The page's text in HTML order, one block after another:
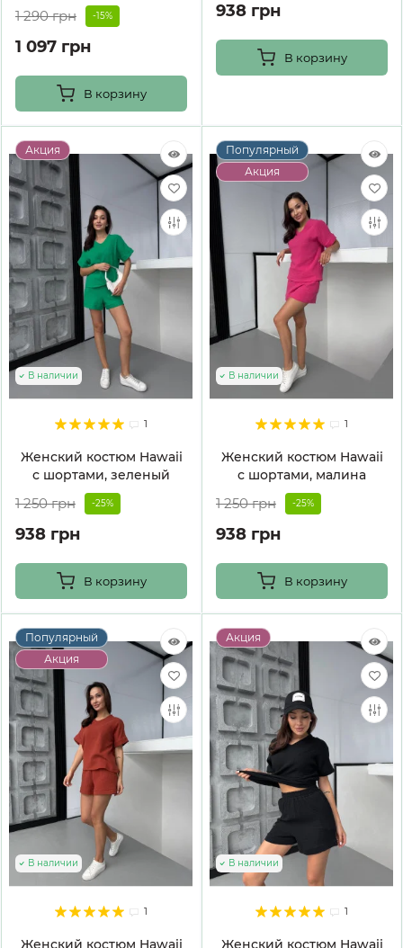
1 290 грн -15%
1 097 грн
В корзину
938 грн
В корзину
Акция
1
Женский костюм Hawaii
с шортами, зеленый
В наличии
1 250 грн -25%
938 грн
В корзину
Популярный
Акция
1
Женский костюм Hawaii
с шортами, малина
В наличии
1 250 грн -25%
938 грн
В корзину
Популярный
Акция
1
Женский костюм Hawaii
В наличии
Акция
1
Женский костюм Hawaii
В наличии